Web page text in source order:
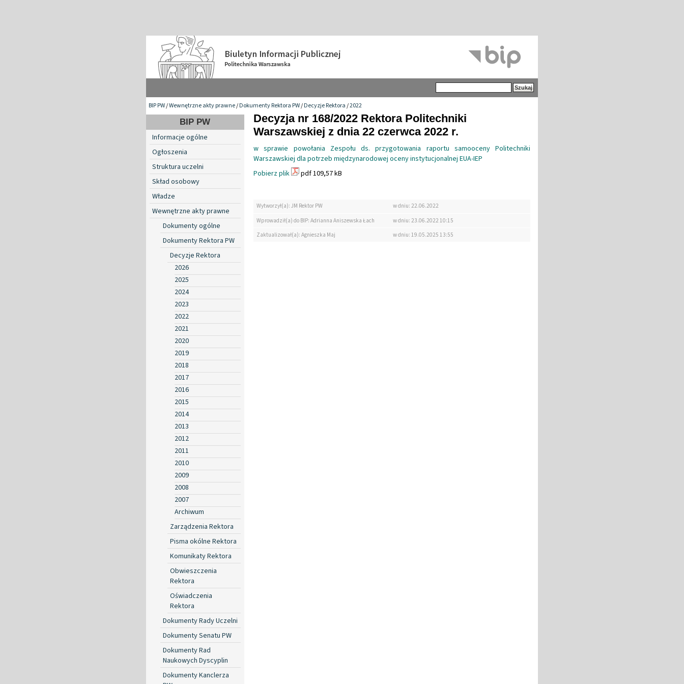
BIP PW/Wewnętrzne akty prawne/Dokumenty Rektora PW/Decyzje Rektora/2022
BIP PW
Informacje ogólne
Ogłoszenia
Struktura uczelni
Skład osobowy
Władze
Wewnętrzne akty prawne
Dokumenty ogólne
Dokumenty Rektora PW
Decyzje Rektora
2026
2025
2024
2023
2022
2021
2020
2019
2018
2017
2016
2015
2014
2013
2012
2011
2010
2009
2008
2007
Archiwum
Zarządzenia Rektora
Pisma okólne Rektora
Komunikaty Rektora
Obwieszczenia
Rektora
Oświadczenia
Rektora
Dokumenty Rady Uczelni
Dokumenty Senatu PW
Dokumenty Rad
Naukowych Dyscyplin
Dokumenty Kanclerza
Decyzja nr 168/2022 Rektora Politechniki
Warszawskiej z dnia 22 czerwca 2022 r.
w sprawie powołania Zespołu ds. przygotowania raportu samooceny Politechniki
Warszawskiej dla potrzeb międzynarodowej oceny instytucjonalnej EUA-IEP
Pobierz plik
pdf 109,57 kB
Wytworzył(a): JM Rektor PW
w dniu: 22.06.2022
Wprowadził(a) do BIP: Adrianna Aniszewska Łach
w dniu: 23.06.2022 10:15
Zaktualizował(a): Agnieszka Maj
w dniu: 19.05.2025 13:55